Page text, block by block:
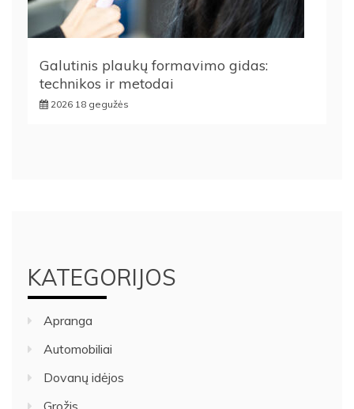
Galutinis plaukų formavimo gidas:
technikos ir metodai
2026 18 gegužės
KATEGORIJOS
Apranga
Automobiliai
Dovanų idėjos
Grožis